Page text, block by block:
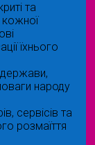
та
їхнього
держави,
народу
сервісів та
розмаїття